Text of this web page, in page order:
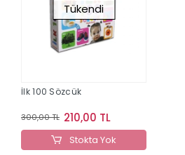
Tükendi
İlk 100 Sözcük
300,00 TL 210,00 TL
Stokta Yok